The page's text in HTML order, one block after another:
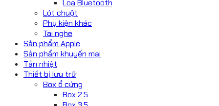
Loa Bluetooth
Lót chuột
Phụ kiện khác
Tai nghe
Sản phẩm Apple
Sản phẩm khuyến mại
Tản nhiệt
Thiết bị lưu trữ
Box ổ cứng
Box 2.5